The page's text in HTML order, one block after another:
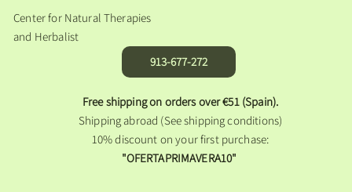
Center for Natural Therapies
and Herbalist
913-677-272
Free shipping on orders over €51 (Spain).
Shipping abroad (See shipping conditions)
10% discount on your first purchase:
"OFERTAPRIMAVERA10"